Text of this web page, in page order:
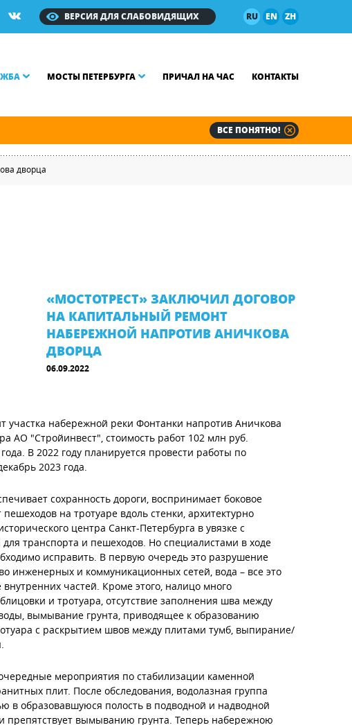
RU EN ZH
ВЕРСИЯ ДЛЯ СЛАБОВИДЯЩИХ
МОСТЫ ПЕТЕРБУРГА ПРИЧАЛ НА ЧАС КОНТАКТЫ
ВСЕ ПОНЯТНО!
дворца
«МОСТОТРЕСТ» ЗАКЛЮЧИЛ ДОГОВОР
НА КАПИТАЛЬНЫЙ РЕМОНТ
НАБЕРЕЖНОЙ НАПРОТИВ АНИЧКОВА
ДВОРЦА
06.09.2022
участка набережной реки Фонтанки напротив Аничкова
АО "Стройинвест", стоимость работ 102 млн руб.
В 2022 году планируется провести работы по
2023 года.
сохранность дороги, воспринимает боковое
на тротуаре вдоль стенки, архитектурно
центра Санкт-Петербурга в увязке с
транспорта и пешеходов. Но специалистами в ходе
исправить. В первую очередь это разрушение
инженерных и коммуникационных сетей, вода – все это
частей. Кроме этого, налицо много
и тротуара, отсутствие заполнения шва между
вымывание грунта, приводящее к образованию
с раскрытием швов между плитами тумб, выпирание/
мероприятия по стабилизации каменной
плит. После обследования, водолазная группа
в образовавшуюся полость в подводной и надводной
препятствует вымыванию грунта. Теперь набережною